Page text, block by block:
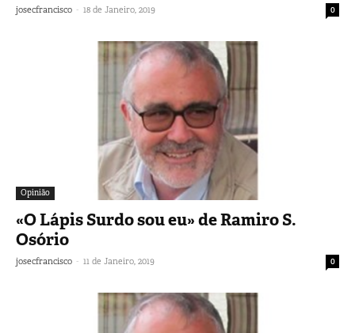
josecfrancisco - 18 de Janeiro, 2019 0
Opinião
«O Lápis Surdo sou eu» de Ramiro S.
Osório
josecfrancisco - 11 de Janeiro, 2019 0